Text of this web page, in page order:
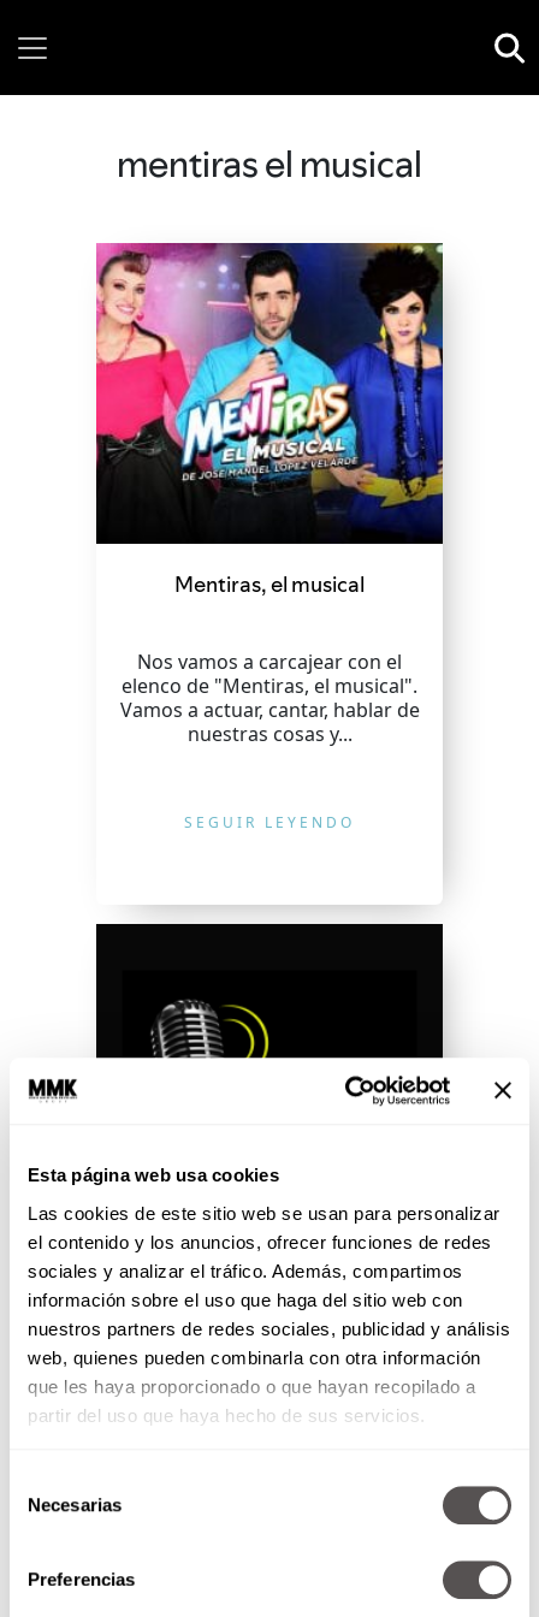
Esta página web usa cookies
Las cookies de este sitio web se usan para personalizar
el contenido y los anuncios, ofrecer funciones de redes
sociales y analizar el tráfico. Además, compartimos
información sobre el uso que haga del sitio web con
nuestros partners de redes sociales, publicidad y análisis
web, quienes pueden combinarla con otra información
que les haya proporcionado o que hayan recopilado a
partir del uso que haya hecho de sus servicios.
Necesarias
Preferencias
mentiras el musical
Mentiras, el musical
Nos vamos a carcajear con el
elenco de "Mentiras, el musical".
Vamos a actuar, cantar, hablar de
nuestras cosas y...
SEGUIR LEYENDO
20 de febrero de 2018
*¿Tu casa o depa es seguro
contra sismos? *8 pretextos que
te inventas para no cambiar
*Mentiras, el musical